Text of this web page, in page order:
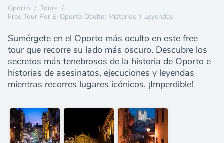
Oporto / Tours /
Free Tour Por El Oporto Oculto: Misterios Y Leyendas
Sumérgete en el Oporto más oculto en este free
tour que recorre su lado más oscuro. Descubre los
secretos más tenebrosos de la historia de Oporto e
historias de asesinatos, ejecuciones y leyendas
mientras recorres lugares icónicos. ¡Imperdible!